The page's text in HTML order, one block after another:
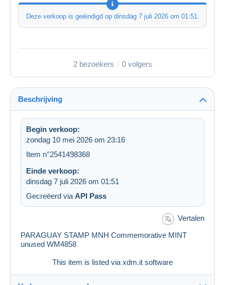
Deze verkoop is geëindigd op dinsdag 7 juli 2026 om 01:51.
2 bezoekers 0 volgers
Beschrijving
Begin verkoop:
zondag 10 mei 2026 om 23:16
Item n°2541498368
Einde verkoop:
dinsdag 7 juli 2026 om 01:51
Gecreëerd via API Pass
Vertalen
PARAGUAY STAMP MNH Commemorative MINT
unused WM4858
This item is listed via xdm.it software